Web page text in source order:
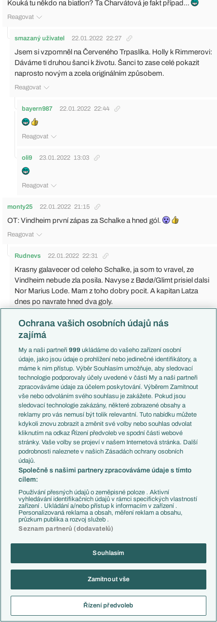
Kouká tu někdo na biatlon? Ta Charvátová je fakt případ...
Reagovat
smazaný uživatel 22.01.2022 22:27
Jsem si vzpomněl na Červeného Trpaslíka. Holly k Rimmerovi:
Dáváme ti druhou šanci k životu. Šanci to zase celé pokazit
naprosto novým a zcela originálním způsobem.
Reagovat
bayern987 22.01.2022 22:44
Reagovat
oli9 23.01.2022 13:03
Reagovat
monty25 22.01.2022 21:15
OT: Vindheim první zápas za Schalke a hned gól.
Reagovat
Rudnevs 22.01.2022 22:31
Krasny galavecer od celeho Schalke, ja som to vravel, ze
Vindheim nebude zla posila. Navyse z Bødø/Glimt prisiel dalsi
Nor Marius Lode. Mam z toho dobry pocit. A kapitan Latza
dnes po navrate hned dva goly.
monty25
Vindheim dneska hráčem zápasu. Měl 1+1, ale podílel se
ještě na dalších dvou gólech.
Reagovat
Bayern + 23.01.2022 11:15
Union 4. miesto musia získať na úkor kohokoľvek
Reagovat
db18 24.01.2022 08:20
Reagovat
Bayern + 23.01.2022 11:28
A nejako mi ušlo osemfinále Pokalu. Práve pozerám, že okrem
Lipska naprosto luxusné výsledky. Snáď ich ako posledného
parazita čoskoro niekto vyradí, zo zvyšných 7 klubov bude
23.01.2022 12:55
Co to meleš?
Ochrana vašich osobních údajů nás
zajímá
My a naši partneři999 ukládáme do vašeho zařízení osobní
údaje, jako jsou údaje o prohlížení nebo jedinečné identifikátory, a
máme k nim přístup. Výběr Souhlasím umožňuje, aby sledovací
technologie podporovaly účely uvedené v části My a naši partneři
zpracováváme údaje za účelem poskytování. Výběrem Zamítnout
vše nebo odvoláním svého souhlasu je zakážete. Pokud jsou
sledovací technologie zakázány, některé zobrazené obsahy a
reklamy pro vás nemusí být tolik relevantní. Tuto nabídku můžete
kdykoli znovu zobrazit a změnit své volby nebo souhlas odvolat
kliknutím na odkaz Řízení předvoleb ve spodní části webové
stránky. Vaše volby se projeví v našem Internetová stránka. Další
podrobnosti naleznete v našich Zásadách ochrany osobních
údajů.
Společně s našimi partnery zpracováváme údaje s tímto
cílem:
Používání přesných údajů o zeměpisné poloze . Aktivní
vyhledávání identifikačních údajů v rámci specifických vlastností
zařízení . Ukládání a/nebo přístup k informacím v zařízení .
Personalizovaná reklama a obsah, měření reklam a obsahu,
průzkum publika a rozvoj služeb .
Seznam partnerů (dodavatelů)
Souhlasím
Zamítnout vše
Řízení předvoleb